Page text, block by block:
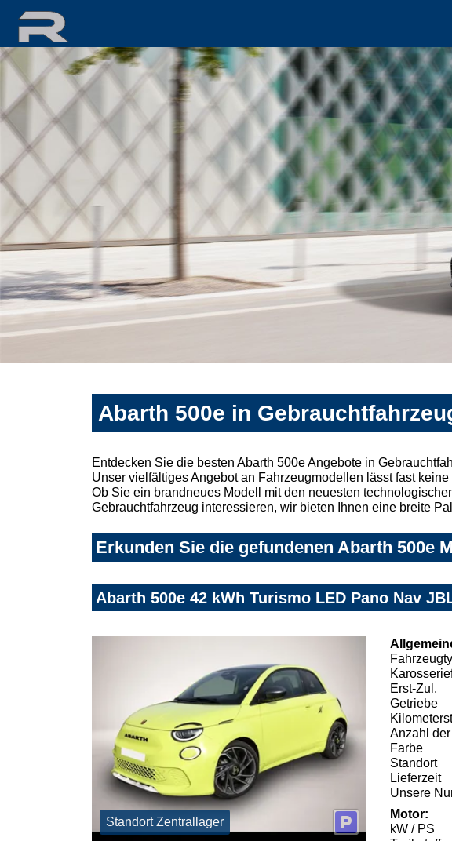
Abarth 500e in
Entdecken Sie die besten Abarth 500e Angebote in
Unser vielfältiges Angebot an Fahrzeugmodellen lässt fast keine
Ob Sie ein brandneues Modell mit den neuesten
Gebrauchtfahrzeug interessieren, wir bieten Ihnen eine breite
Erkunden Sie die gefundenen Abarth 500e
Abarth 500e 42 kWh Turismo LED Pano Nav
Standort Zentrallager
Erst-Zul.
Getriebe
Anzahl
Farbe
Standort
Lieferzeit
Unsere
Motor:
kW / PS